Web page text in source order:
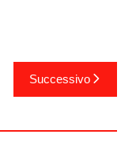
Successivo